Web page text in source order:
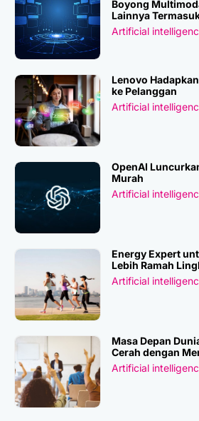
Boyong
Lainnya
Artificial
Lenovo
ke Pelanggan
Artificial
OpenAI
Murah
Artificial
Energy Expert
Lebih Ramah
Artificial
Masa Depan
Cerah dengan
Artificial